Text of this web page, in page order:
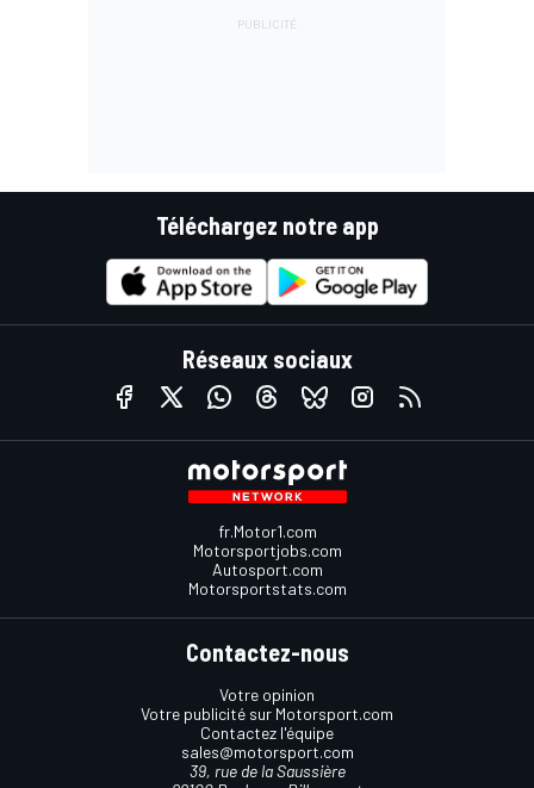
Téléchargez notre app
Réseaux sociaux
fr.Motor1.com
Motorsportjobs.com
Autosport.com
Motorsportstats.com
Contactez-nous
Votre opinion
Votre publicité sur Motorsport.com
Contactez l'équipe
sales@motorsport.com
39, rue de la Saussière